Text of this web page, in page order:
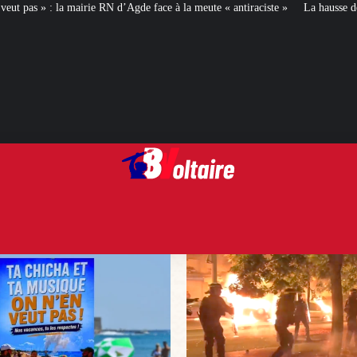
face à la meute « antiraciste » La hausse de la taxe attentat va